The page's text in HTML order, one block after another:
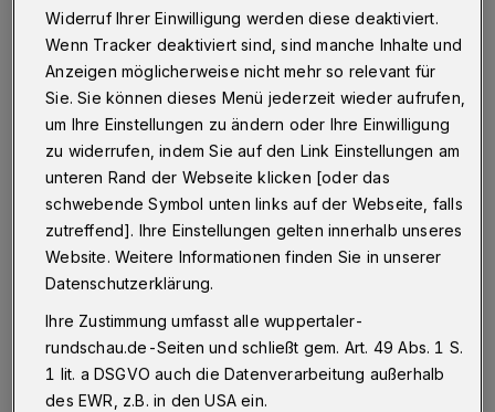
09.01.2016 , 14:39 Uhr Eine Minute Lesezeit
Diese Aktion dauert etwa zehn Tage. In dieser
Zeit müssen sich die Autofahrer in Richtung
Kohlfurth einen von sonst zwei Fahrstreifen
teilen.
Widerruf Ihrer Einwilligung werden diese deaktiviert.
Wenn Tracker deaktiviert sind, sind manche Inhalte und
Anzeigen möglicherweise nicht mehr so relevant für
Sie. Sie können dieses Menü jederzeit wieder aufrufen,
um Ihre Einstellungen zu ändern oder Ihre Einwilligung
zu widerrufen, indem Sie auf den Link Einstellungen am
unteren Rand der Webseite klicken [oder das
schwebende Symbol unten links auf der Webseite, falls
zutreffend]. Ihre Einstellungen gelten innerhalb unseres
Website. Weitere Informationen finden Sie in unserer
Datenschutzerklärung.
Ihre Zustimmung umfasst alle wuppertaler-
rundschau.de-Seiten und schließt gem. Art. 49 Abs. 1 S.
1 lit. a DSGVO auch die Datenverarbeitung außerhalb
des EWR, z.B. in den USA ein.